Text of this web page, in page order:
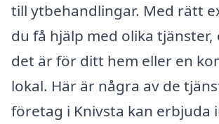
till ytbehandlingar. Med rätt
du få hjälp med olika
det är för ditt hem eller en
lokal. Här är några av de
företag i Knivsta kan erbjuda